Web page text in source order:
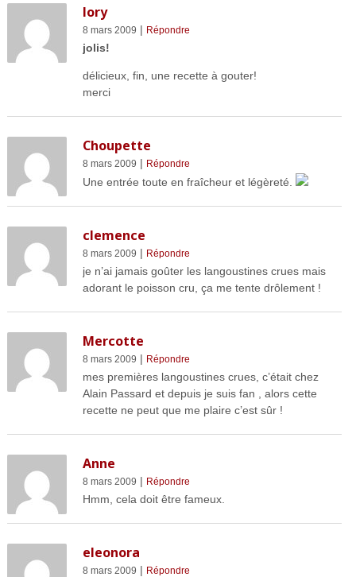
lory
8 mars 2009 | Répondre
jolis!
délicieux, fin, une recette à gouter!
merci
Choupette
8 mars 2009 | Répondre
Une entrée toute en fraîcheur et légèreté.
clemence
8 mars 2009 | Répondre
je n’ai jamais goûter les langoustines crues mais
adorant le poisson cru, ça me tente drôlement !
Mercotte
8 mars 2009 | Répondre
mes premières langoustines crues, c’était chez
Alain Passard et depuis je suis fan , alors cette
recette ne peut que me plaire c’est sûr !
Anne
8 mars 2009 | Répondre
Hmm, cela doit être fameux.
eleonora
8 mars 2009 | Répondre